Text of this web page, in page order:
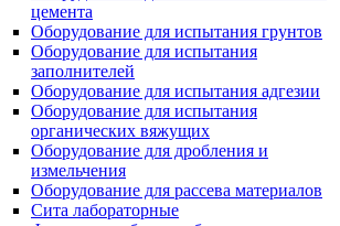
цемента
Оборудование для испытания грунтов
Оборудование для испытания
заполнителей
Оборудование для испытания адгезии
Оборудование для испытания
органических вяжущих
Оборудование для дробления и
измельчения
Оборудование для рассева материалов
Сита лабораторные